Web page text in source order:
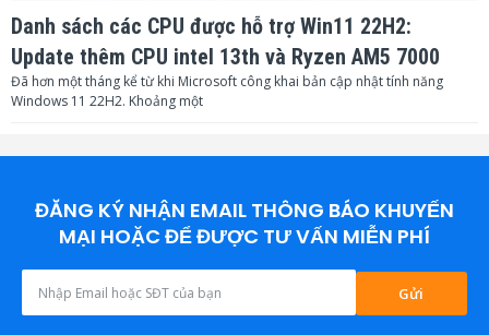
90HZ-18KHZ
Công suất định mức: 50W
Chịu được nguồn với: 100W
Danh sách các CPU được hỗ trợ Win11 22H2:
Update thêm CPU intel 13th và Ryzen AM5 7000
Đã hơn một tháng kể từ khi Microsoft công khai bản cập nhật tính năng
Windows 11 22H2. Khoảng một
ĐĂNG KÝ NHẬN EMAIL THÔNG BÁO KHUYẾN
MẠI HOẶC ĐỂ ĐƯỢC TƯ VẤN MIỄN PHÍ
Gửi